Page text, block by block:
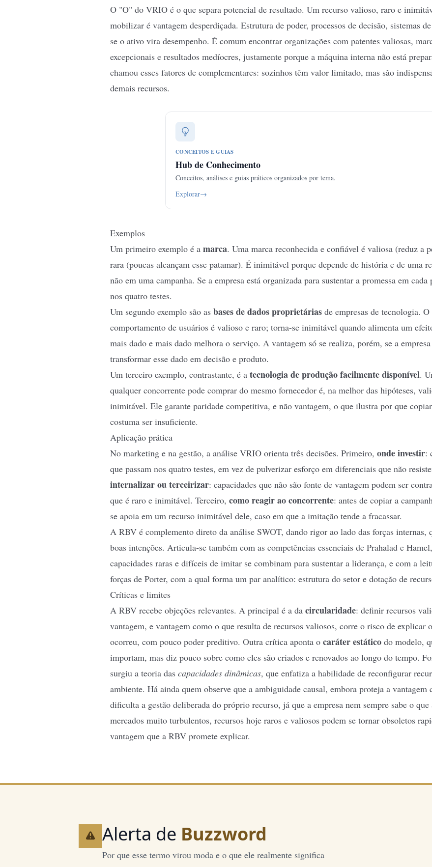
O "O" do VRIO é o que separa potencial de resultado. Um recurso valioso, raro e
mobilizar é vantagem desperdiçada. Estrutura de poder, processos de decisão, sistemas
se o ativo vira desempenho. É comum encontrar organizações com patentes valiosas,
excepcionais e resultados medíocres, justamente porque a máquina interna não está
chamou esses fatores de complementares: sozinhos têm valor limitado, mas são
demais recursos.
CONCEITOS E GUIAS
Hub de Conhecimento
Conceitos, análises e guias práticos organizados por tema.
Explorar→
Exemplos
Um primeiro exemplo é a marca. Uma marca reconhecida e confiável é valiosa (reduz a
rara (poucas alcançam esse patamar). É inimitável porque depende de história e de uma
não em uma campanha. Se a empresa está organizada para sustentar a promessa em
nos quatro testes.
Um segundo exemplo são as bases de dados proprietárias de empresas de tecnologia.
comportamento de usuários é valioso e raro; torna-se inimitável quando alimenta um
mais dado e mais dado melhora o serviço. A vantagem só se realiza, porém, se a
transformar esse dado em decisão e produto.
Um terceiro exemplo, contrastante, é a tecnologia de produção facilmente disponível.
qualquer concorrente pode comprar do mesmo fornecedor é, na melhor das hipóteses,
inimitável. Ele garante paridade competitiva, e não vantagem, o que ilustra por que
costuma ser insuficiente.
Aplicação prática
No marketing e na gestão, a análise VRIO orienta três decisões. Primeiro, onde investir:
que passam nos quatro testes, em vez de pulverizar esforço em diferenciais que não
internalizar ou terceirizar: capacidades que não são fonte de vantagem podem ser
que é raro e inimitável. Terceiro, como reagir ao concorrente: antes de copiar a
se apoia em um recurso inimitável dele, caso em que a imitação tende a fracassar.
A RBV é complemento direto da análise SWOT, dando rigor ao lado das forças
boas intenções. Articula-se também com as competências essenciais de Prahalad e
capacidades raras e difíceis de imitar se combinam para sustentar a liderança, e com a
forças de Porter, com a qual forma um par analítico: estrutura do setor e dotação de
Críticas e limites
A RBV recebe objeções relevantes. A principal é a da circularidade: definir recursos
vantagem, e vantagem como o que resulta de recursos valiosos, corre o risco de explicar
ocorreu, com pouco poder preditivo. Outra crítica aponta o caráter estático do modelo,
importam, mas diz pouco sobre como eles são criados e renovados ao longo do tempo.
surgiu a teoria das capacidades dinâmicas, que enfatiza a habilidade de reconfigurar
ambiente. Há ainda quem observe que a ambiguidade causal, embora proteja a
dificulta a gestão deliberada do próprio recurso, já que a empresa nem sempre sabe o
mercados muito turbulentos, recursos hoje raros e valiosos podem se tornar obsoletos
vantagem que a RBV promete explicar.
Alerta de Buzzword
Por que esse termo virou moda e o que ele realmente significa